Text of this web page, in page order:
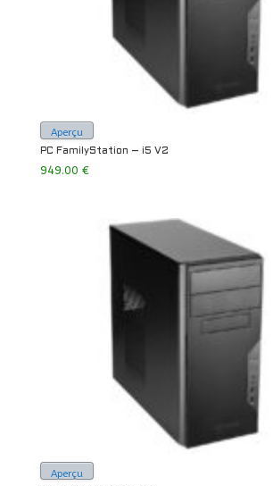
Aperçu
PC FamilyStation – i5 V2
949.00 €
Aperçu